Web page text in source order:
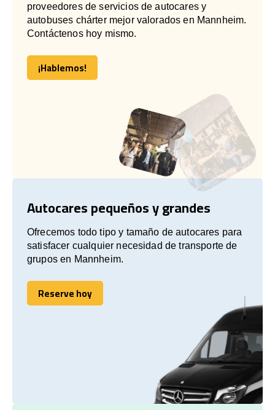
proveedores de servicios de autocares y
autobuses chárter mejor valorados en Mannheim.
Contáctenos hoy mismo.
¡Hablemos!
¡Hablemos!
Autocares pequeños y grandes
Ofrecemos todo tipo y tamaño de autocares para
satisfacer cualquier necesidad de transporte de
grupos en Mannheim.
Reserve hoy
Reserve hoy